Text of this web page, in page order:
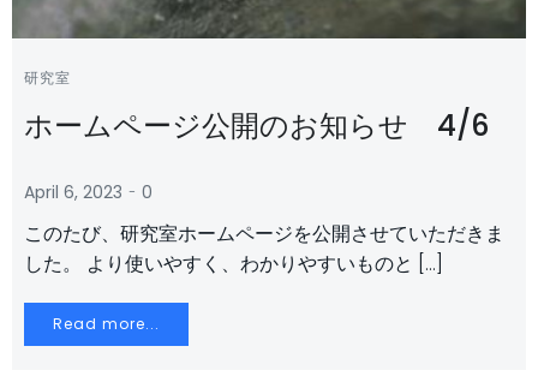
研究室
ホームページ公開のお知らせ 4/6
April 6, 2023 - 0
このたび、研究室ホームページを公開させていただきま
した。 より使いやすく、わかりやすいものと […]
Read more...